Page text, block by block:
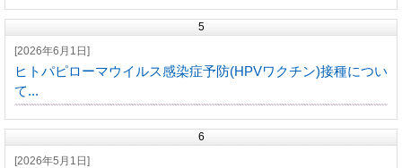
5
[2026年6月1日]
ヒトパピローマウイルス感染症予防(HPVワクチン)接種につい
て...
6
[2026年5月1日]